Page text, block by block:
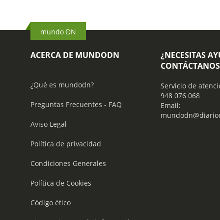
mundo DN
ACERCA DE MUNDODN
¿Qué es mundodn?
Preguntas Frecuentes - FAQ
Aviso Legal
Política de privacidad
Condiciones Generales
Política de Cookies
Código ético
¿NECESITAS
CONTÁCTANOS
Servicio de
948 076 068
Email: